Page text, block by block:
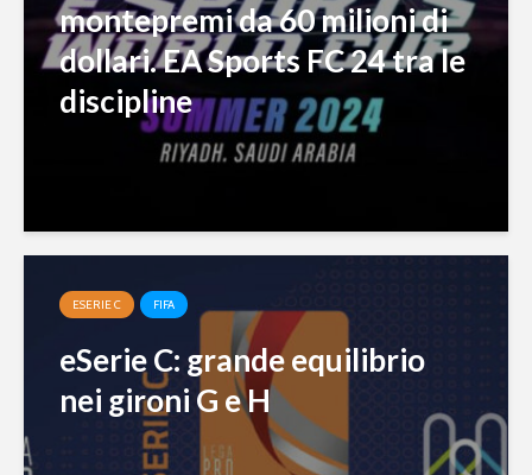
montepremi da 60 milioni di
dollari. EA Sports FC 24 tra le
discipline
ESERIE C FIFA
eSerie C: grande equilibrio
nei gironi G e H